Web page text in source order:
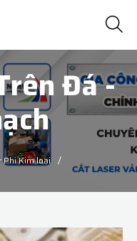
Đá -
Phi Kim loại /